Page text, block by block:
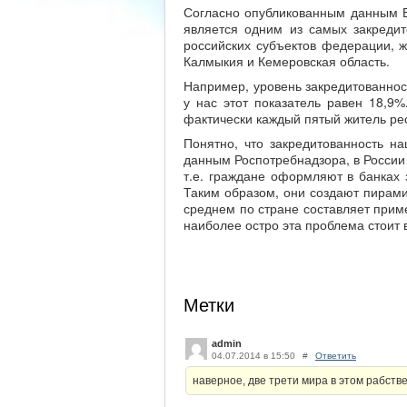
Согласно опубликованным данным
является одним из самых
российских субъектов
Калмыкия и Кемеровская область.
Например, уровень
у нас этот показатель равен
фактически каждый пятый житель
Понятно, что закредитованность
данным Роспотребнадзора, в
т.е. граждане оформляют в банках
Таким образом, они создают
среднем по стране составляет
наиболее остро эта проблема
Метки
admin
04.07.2014 в 15:50 # Ответить
наверное, две трети мира в этом